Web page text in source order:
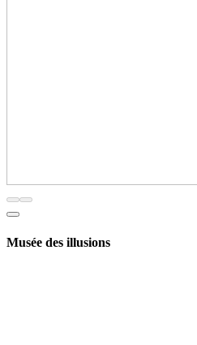
Musée des illusions